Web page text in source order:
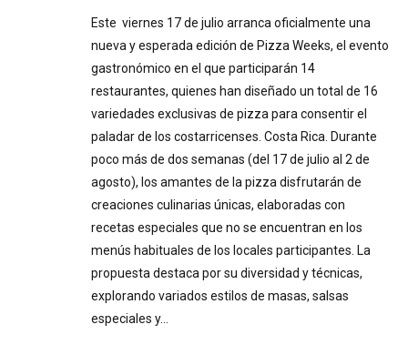
Este viernes 17 de julio arranca oficialmente una
nueva y esperada edición de Pizza Weeks, el evento
gastronómico en el que participarán 14
restaurantes, quienes han diseñado un total de 16
variedades exclusivas de pizza para consentir el
paladar de los costarricenses. Costa Rica. Durante
poco más de dos semanas (del 17 de julio al 2 de
agosto), los amantes de la pizza disfrutarán de
creaciones culinarias únicas, elaboradas con
recetas especiales que no se encuentran en los
menús habituales de los locales participantes. La
propuesta destaca por su diversidad y técnicas,
explorando variados estilos de masas, salsas
especiales y…